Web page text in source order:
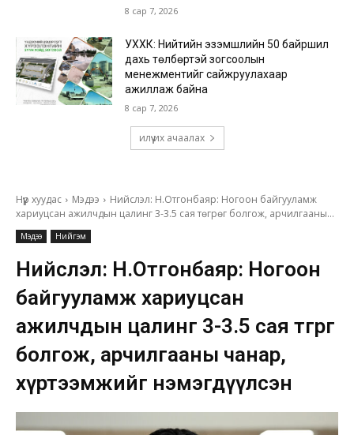
8 сар 7, 2026
УХХК: Нийтийн эзэмшлийн 50 байршил
дахь төлбөртэй зогсоолын
менежментийг сайжруулахаар
ажиллаж байна
8 сар 7, 2026
илүү их ачаалах